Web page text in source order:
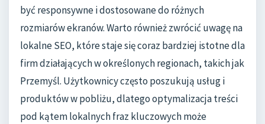
być responsywne i dostosowane do różnych
rozmiarów ekranów. Warto również zwrócić uwagę na
lokalne SEO, które staje się coraz bardziej istotne dla
firm działających w określonych regionach, takich jak
Przemyśl. Użytkownicy często poszukują usług i
produktów w pobliżu, dlatego optymalizacja treści
pod kątem lokalnych fraz kluczowych może